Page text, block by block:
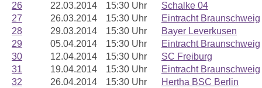
26
22.03.2014 15:30 Uhr
Schalke 04
27
26.03.2014 15:30 Uhr
Eintracht Braunschweig
28
29.03.2014 15:30 Uhr
Bayer Leverkusen
29
05.04.2014 15:30 Uhr
Eintracht Braunschweig
30
12.04.2014 15:30 Uhr
SC Freiburg
31
19.04.2014 15:30 Uhr
Eintracht Braunschweig
32
26.04.2014 15:30 Uhr
Hertha BSC Berlin